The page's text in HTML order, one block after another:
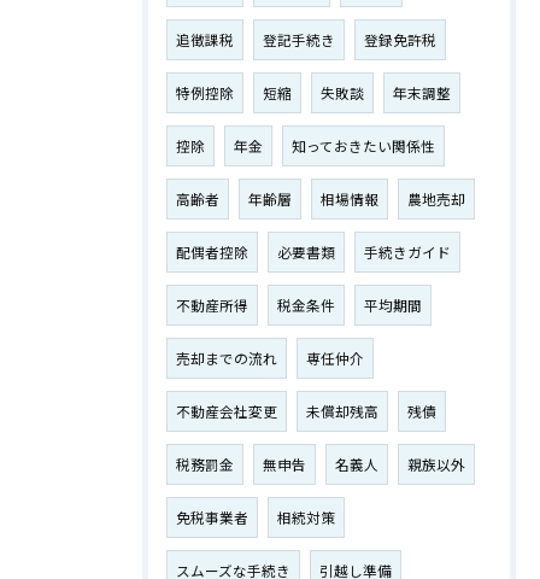
追徴課税 登記手続き 登録免許税
特例控除 短縮 失敗談 年末調整
控除 年金 知っておきたい関係性
高齢者 年齢層 相場情報 農地売却
配偶者控除 必要書類 手続きガイド
不動産所得 税金条件 平均期間
売却までの流れ 専任仲介
不動産会社変更 未償却残高 残債
税務罰金 無申告 名義人 親族以外
免税事業者 相続対策
スムーズな手続き 引越し準備